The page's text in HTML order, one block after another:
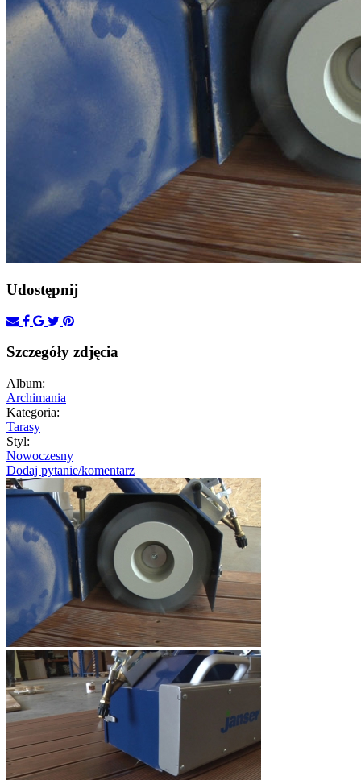
Udostępnij
Szczegóły zdjęcia
Album:
Archimania
Kategoria:
Tarasy
Styl:
Nowoczesny
Dodaj pytanie/komentarz